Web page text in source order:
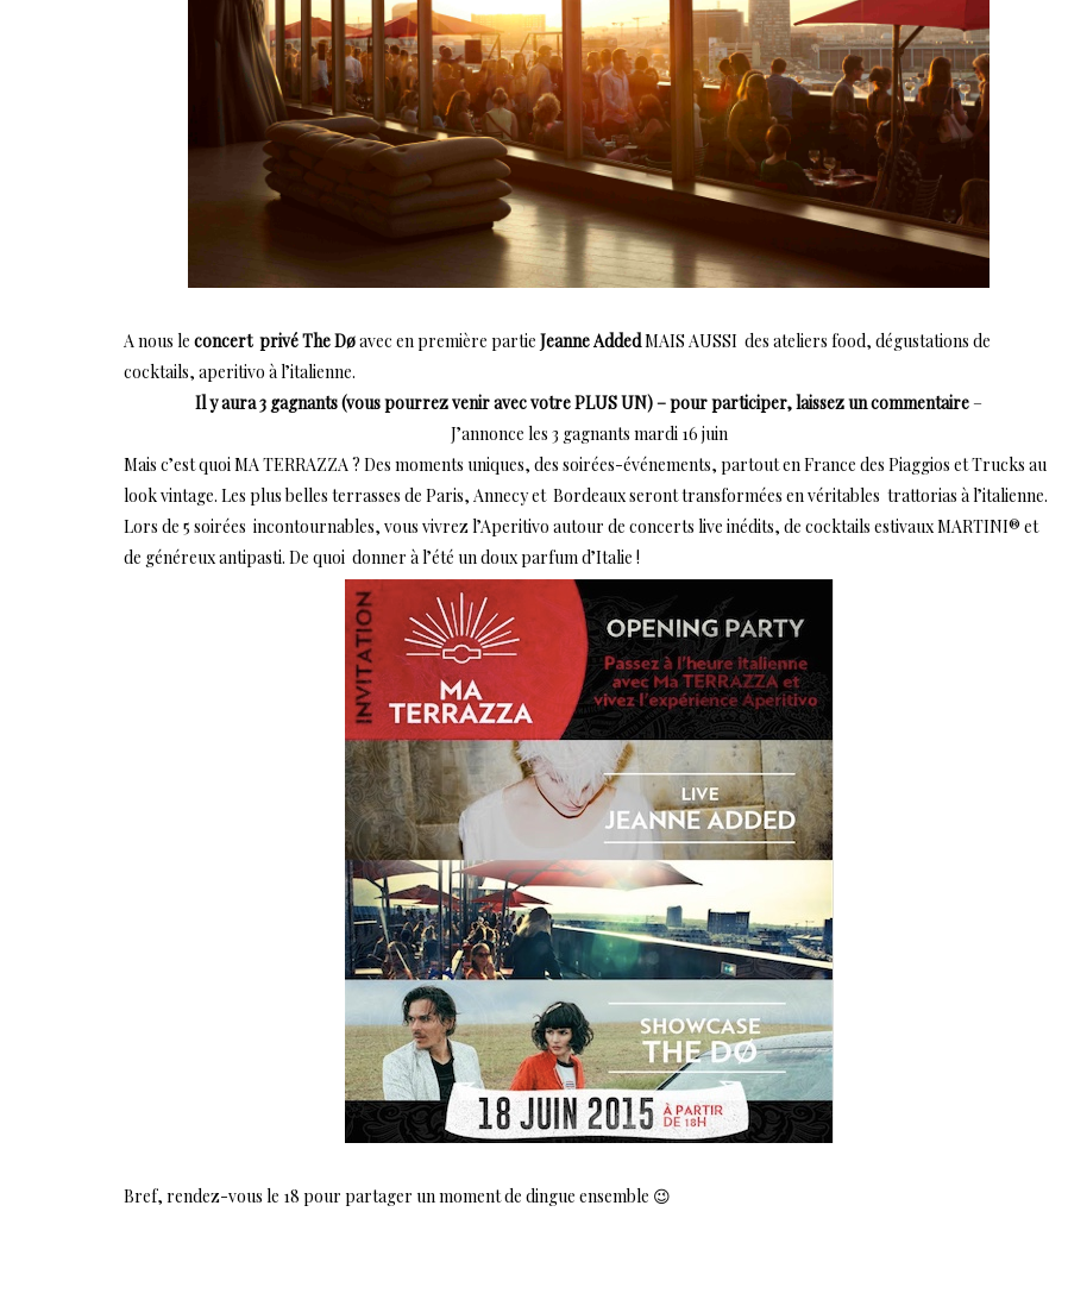
A nous le concert privé The Døavec en première partie Jeanne AddedMAIS AUSSI des ateliers food, dégustations de
cocktails, aperitivo à l’italienne.
Il y aura 3 gagnants (vous pourrez venir avec votre PLUS UN) – pour participer, laissez un commentaire–
J’annonce les 3 gagnants mardi 16 juin
Mais c’est quoi MA TERRAZZA ? Des moments uniques, des soirées-événements, partout en France des Piaggios et Trucks au
look vintage. Les plus belles terrasses de Paris, Annecy et Bordeaux seront transformées en véritables trattorias à l’italienne.
Lors de 5 soirées incontournables, vous vivrez l’Aperitivo autour de concerts live inédits, de cocktails estivaux MARTINI® et
de généreux antipasti. De quoi donner à l’été un doux parfum d’Italie !
Bref, rendez-vous le 18 pour partager un moment de dingue ensemble 😉